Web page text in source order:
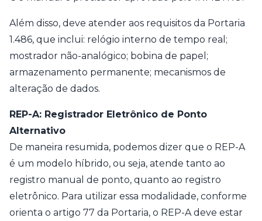
Além disso, deve atender aos requisitos da Portaria
1.486, que inclui: relógio interno de tempo real;
mostrador não-analógico; bobina de papel;
armazenamento permanente; mecanismos de
alteração de dados.
REP-A: Registrador Eletrônico de Ponto
Alternativo
De maneira resumida, podemos dizer que o REP-A
é um modelo híbrido, ou seja, atende tanto ao
registro manual de ponto, quanto ao registro
eletrônico. Para utilizar essa modalidade, conforme
orienta o artigo 77 da Portaria, o REP-A deve estar